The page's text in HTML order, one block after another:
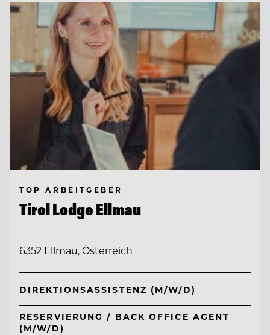
TOP ARBEITGEBER
Tirol Lodge Ellmau
6352 Ellmau, Österreich
DIREKTIONSASSISTENZ (M/W/D)
RESERVIERUNG / BACK OFFICE AGENT
(M/W/D)